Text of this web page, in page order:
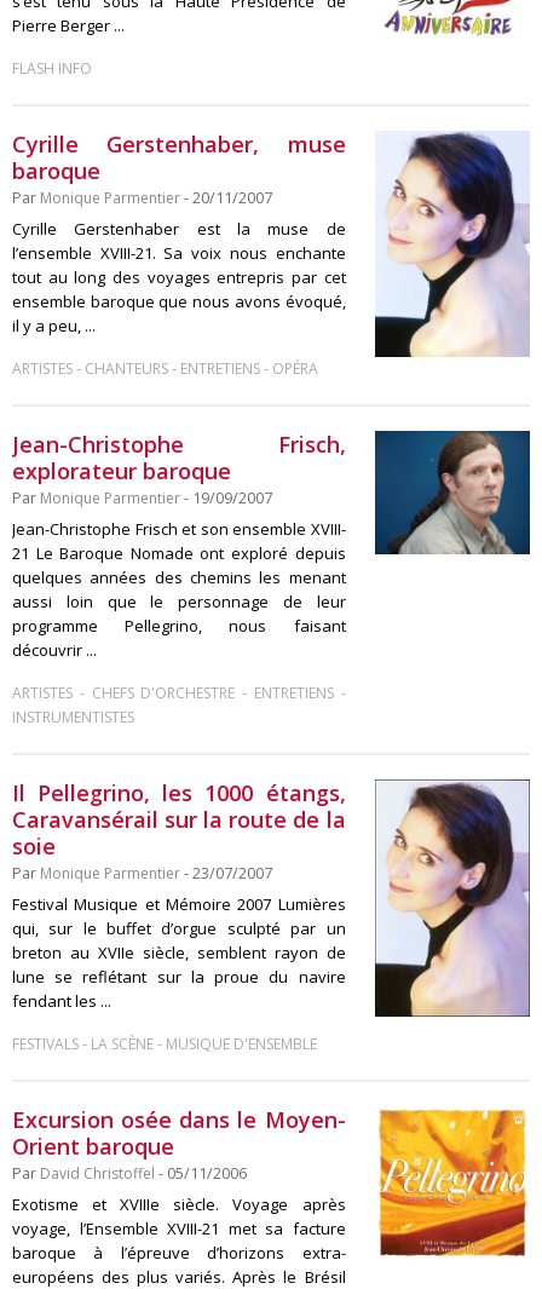
Pierre Berger ...
FLASH INFO
Cyrille Gerstenhaber, muse
baroque
Par Monique Parmentier- 20/11/2007
Cyrille Gerstenhaber est la muse de
l’ensemble XVIII-21. Sa voix nous enchante
tout au long des voyages entrepris par cet
ensemble baroque que nous avons évoqué,
il y a peu, ...
ARTISTES- CHANTEURS- ENTRETIENS- OPÉRA
Jean-Christophe Frisch,
explorateur baroque
Par Monique Parmentier- 19/09/2007
Jean-Christophe Frisch et son ensemble XVIII-
21 Le Baroque Nomade ont exploré depuis
quelques années des chemins les menant
aussi loin que le personnage de leur
programme Pellegrino, nous faisant
découvrir ...
ARTISTES - CHEFS D'ORCHESTRE - ENTRETIENS-
INSTRUMENTISTES
Il Pellegrino, les 1000 étangs,
Caravansérail sur la route de la
soie
Par Monique Parmentier- 23/07/2007
Festival Musique et Mémoire 2007 Lumières
qui, sur le buffet d’orgue sculpté par un
breton au XVIIe siècle, semblent rayon de
lune se reflétant sur la proue du navire
fendant les ...
FESTIVALS- LA SCÈNE- MUSIQUE D'ENSEMBLE
Excursion osée dans le Moyen-
Orient baroque
Par David Christoffel - 05/11/2006
Exotisme et XVIIIe siècle. Voyage après
voyage, l’Ensemble XVIII-21 met sa facture
baroque à l’épreuve d’horizons extra-
européens des plus variés. Après le Brésil